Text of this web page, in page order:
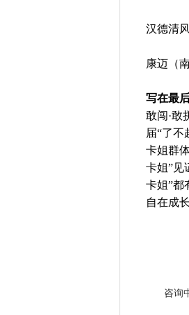
汉德清
康迈（
写在最
敢闯·敢
届“了
卡姐群
卡姐”见
卡姐”都
自在成
咨询